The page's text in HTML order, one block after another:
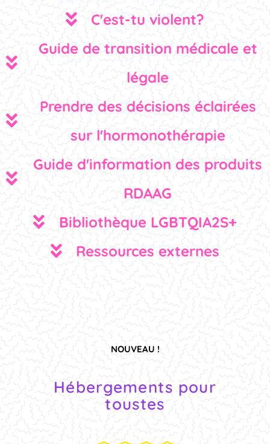
C'est-tu violent?
Guide de transition médicale et
légale
Prendre des décisions éclairées
sur l'hormonothérapie
Guide d'information des produits
RDAAG
Bibliothèque LGBTQIA2S+
Ressources externes
NOUVEAU !
Hébergements pour
toustes